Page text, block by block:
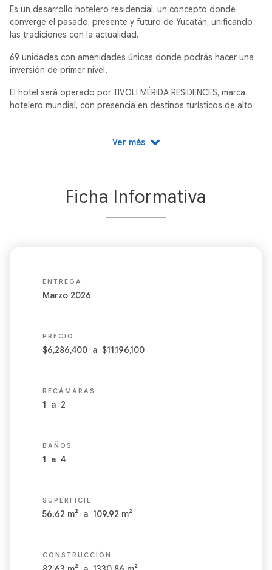
Es un desarrollo hotelero residencial, un concepto donde
converge el pasado, presente y futuro de Yucatán, unificando
las tradiciones con la actualidad.
69 unidades con amenidades únicas donde podrás hacer una
inversión de primer nivel.
El hotel será operado por TIVOLI MÉRIDA RESIDENCES, marca
hotelero mundial, con presencia en destinos turísticos de alto
CASONA 333 catalogada como monumento histórico, es una
nuestro esfuerzo está enfocado en restaurar de manera fiel los
impresionantes espacios de la casa para poder ofrecer a
Ver más
Ficha Informativa
ENTREGA
Marzo 2026
PRECIO
$6,286,400 a $11,196,100
RECÁMARAS
1 a 2
BAÑOS
1 a 4
SUPERFICIE
56.62 m² a 109.92 m²
CONSTRUCCIÓN